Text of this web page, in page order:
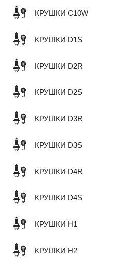
КРУШКИ C10W
КРУШКИ D1S
КРУШКИ D2R
КРУШКИ D2S
КРУШКИ D3R
КРУШКИ D3S
КРУШКИ D4R
КРУШКИ D4S
КРУШКИ H1
КРУШКИ H2